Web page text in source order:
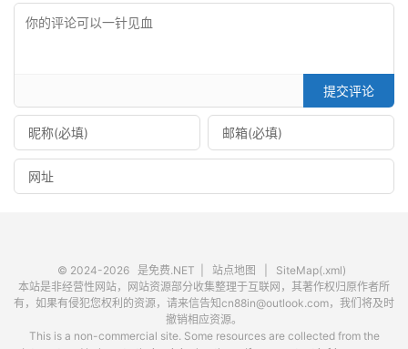
提交评论
© 2024-2026 是免费.NET 站点地图
SiteMap(.xml)
本站是非经营性网站，网站资源部分收集整理于互联网，其著作权归原作者所
有，如果有侵犯您权利的资源，请来信告知cn88in@outlook.com，我们将及时
撤销相应资源。
This is a non-commercial site. Some resources are collected from the